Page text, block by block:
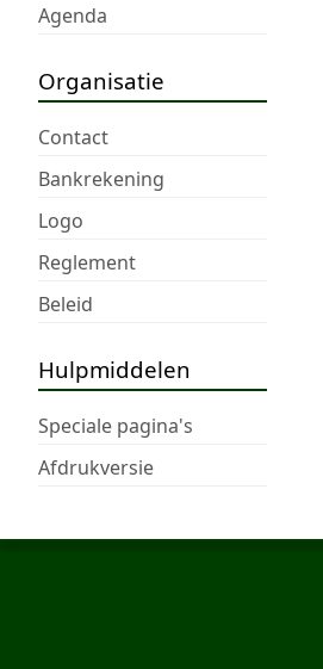
Agenda
Organisatie
Contact
Bankrekening
Logo
Reglement
Beleid
Hulpmiddelen
Speciale pagina's
Afdrukversie